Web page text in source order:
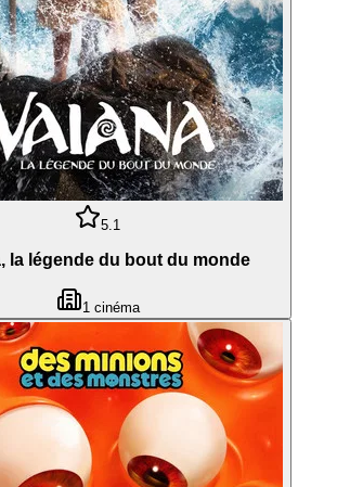
5.1
la légende du bout du monde
1cinéma